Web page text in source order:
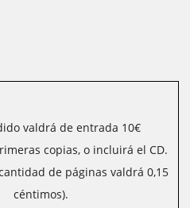
valdrá de entrada 10€
copias, o incluirá el CD.
de páginas valdrá 0,15
céntimos).